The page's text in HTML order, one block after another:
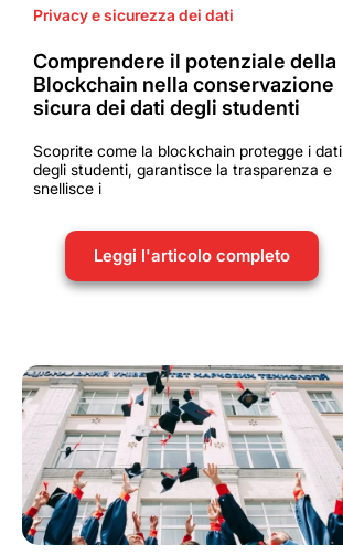
Privacy e sicurezza dei dati
Comprendere il potenziale della
Blockchain nella conservazione
sicura dei dati degli studenti
Scoprite come la blockchain protegge i dati
degli studenti, garantisce la trasparenza e
snellisce i
Leggi l'articolo completo